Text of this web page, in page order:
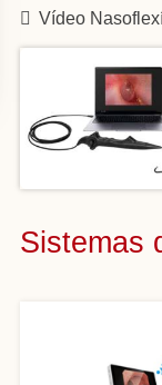
Vídeo
Sistemas